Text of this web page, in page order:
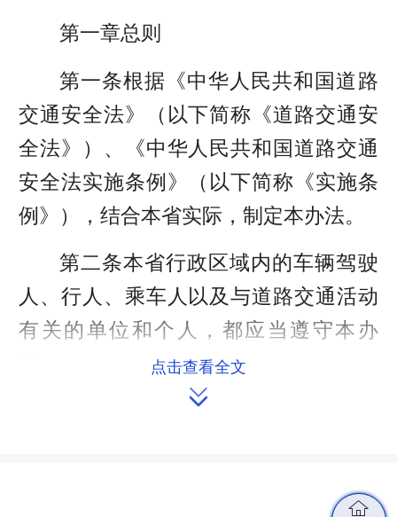
第一章总则
第一条根据《中华人民共和国道路
交通安全法》（以下简称《道路交通安
全法》）、《中华人民共和国道路交通
安全法实施条例》（以下简称《实施条
例》），结合本省实际，制定本办法。
第二条本省行政区域内的车辆驾驶
人、行人、乘车人以及与道路交通活动
有关的单位和个人，都应当遵守本办
第三条县级以上人民政府应当保障
费，完善道路基础设施；建立和落实道
点击查看全文
